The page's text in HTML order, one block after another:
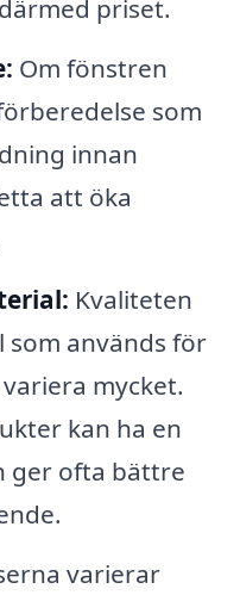
priset.
Om fönstren
som
innan
att öka
Kvaliteten
som används för
mycket.
kan ha en
ger ofta bättre
varierar